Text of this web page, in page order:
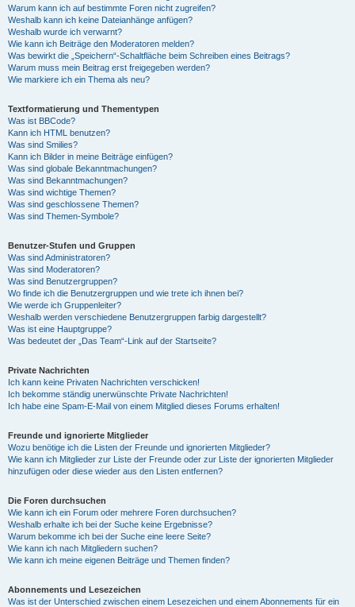
Warum kann ich auf bestimmte Foren nicht zugreifen?
Weshalb kann ich keine Dateianhänge anfügen?
Weshalb wurde ich verwarnt?
Wie kann ich Beiträge den Moderatoren melden?
Was bewirkt die „Speichern“-Schaltfläche beim Schreiben eines Beitrags?
Warum muss mein Beitrag erst freigegeben werden?
Wie markiere ich ein Thema als neu?
Textformatierung und Thementypen
Was ist BBCode?
Kann ich HTML benutzen?
Was sind Smilies?
Kann ich Bilder in meine Beiträge einfügen?
Was sind globale Bekanntmachungen?
Was sind Bekanntmachungen?
Was sind wichtige Themen?
Was sind geschlossene Themen?
Was sind Themen-Symbole?
Benutzer-Stufen und Gruppen
Was sind Administratoren?
Was sind Moderatoren?
Was sind Benutzergruppen?
Wo finde ich die Benutzergruppen und wie trete ich ihnen bei?
Wie werde ich Gruppenleiter?
Weshalb werden verschiedene Benutzergruppen farbig dargestellt?
Was ist eine Hauptgruppe?
Was bedeutet der „Das Team“-Link auf der Startseite?
Private Nachrichten
Ich kann keine Privaten Nachrichten verschicken!
Ich bekomme ständig unerwünschte Private Nachrichten!
Ich habe eine Spam-E-Mail von einem Mitglied dieses Forums erhalten!
Freunde und ignorierte Mitglieder
Wozu benötige ich die Listen der Freunde und ignorierten Mitglieder?
Wie kann ich Mitglieder zur Liste der Freunde oder zur Liste der ignorierten Mitglieder
hinzufügen oder diese wieder aus den Listen entfernen?
Die Foren durchsuchen
Wie kann ich ein Forum oder mehrere Foren durchsuchen?
Weshalb erhalte ich bei der Suche keine Ergebnisse?
Warum bekomme ich bei der Suche eine leere Seite?
Wie kann ich nach Mitgliedern suchen?
Wie kann ich meine eigenen Beiträge und Themen finden?
Abonnements und Lesezeichen
Was ist der Unterschied zwischen einem Lesezeichen und einem Abonnements für ein